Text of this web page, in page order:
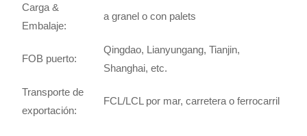
Carga &
Embalaje:
a granel o con palets
FOB puerto:
Qingdao, Lianyungang, Tianjin,
Shanghai, etc.
Transporte de
exportación:
FCL/LCL por mar, carretera o ferrocarril